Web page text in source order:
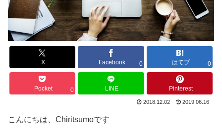
X Facebook 0 はてブ 0
Pocket 0 LINE Pinterest
2018.12.02 2019.06.16
こんにちは、Chiritsumoです